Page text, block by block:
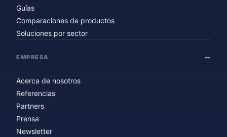
Guías
Comparaciones de productos
Soluciones por sector
EMPRESA
Acerca de nosotros
Referencias
Partners
Prensa
Newsletter